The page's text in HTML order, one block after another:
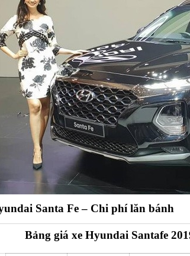
Santa Fe – Chi phí lăn bánh
Bảng giá xe Hyundai Santafe